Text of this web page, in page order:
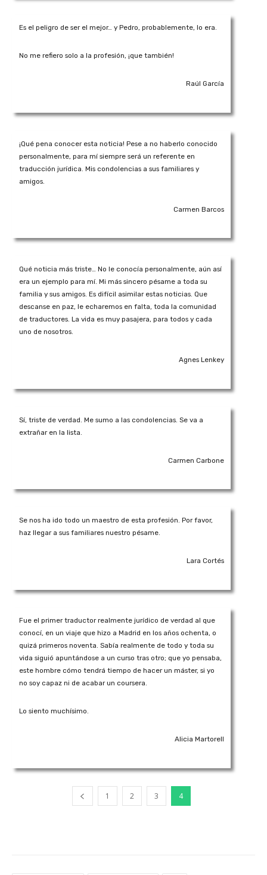
Es el peligro de ser el mejor… y Pedro, probablemente, lo era.
No me refiero solo a la profesión, ¡que también!
Raúl García
¡Qué pena conocer esta noticia! Pese a no haberlo conocido
personalmente, para mí siempre será un referente en
traducción jurídica. Mis condolencias a sus familiares y
amigos.
Carmen Barcos
Qué noticia más triste… No le conocía personalmente, aún así
era un ejemplo para mí. Mi más sincero pésame a toda su
familia y sus amigos. Es difícil asimilar estas noticias. Que
descanse en paz, le echaremos en falta, toda la comunidad
de traductores. La vida es muy pasajera, para todos y cada
uno de nosotros.
Agnes Lenkey
Sí, triste de verdad. Me sumo a las condolencias. Se va a
extrañar en la lista.
Carmen Carbone
Se nos ha ido todo un maestro de esta profesión. Por favor,
haz llegar a sus familiares nuestro pésame.
Lara Cortés
Fue el primer traductor realmente jurídico de verdad al que
conocí, en un viaje que hizo a Madrid en los años ochenta, o
quizá primeros noventa. Sabía realmente de todo y toda su
vida siguió apuntándose a un curso tras otro; que yo pensaba,
este hombre cómo tendrá tiempo de hacer un máster, si yo
no soy capaz ni de acabar un coursera.
Lo siento muchísimo.
Alicia Martorell
1 2 3 4